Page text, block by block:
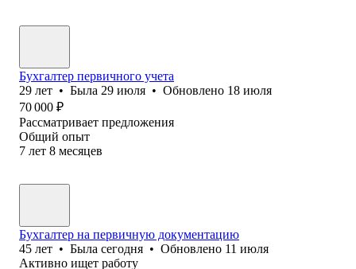
Бухгалтер первичного учета
29 лет • Была 29 июля • Обновлено 18 июля
70 000 ₽
Рассматривает предложения
Общий опыт
7 лет 8 месяцев
Бухгалтер на первичную документацию
45 лет • Была сегодня • Обновлено 11 июля
Активно ищет работу